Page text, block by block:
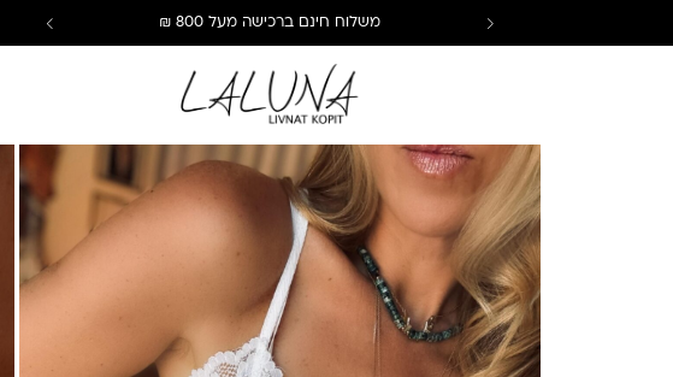
משלוח חינם ברכישה מעל 800 ₪